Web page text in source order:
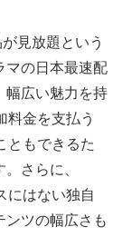
見放題という
マの日本最速配
幅広い魅力を持
料金を支払う
ともできるた
さらに、
にはない独自
ンツの幅広さも